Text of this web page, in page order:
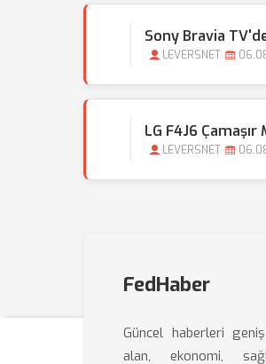
Sony Bravia
LEVERSNET
LG F4J6
LEVERSNET
FedHaber
Güncel haberleri
alan, ekonomi,